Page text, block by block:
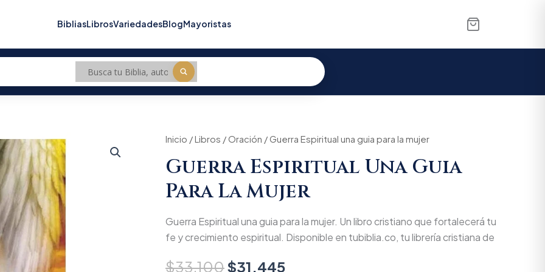
BibliasLibrosVariedadesBlogMayoristas
Inicio /Libros / Oración / Guerra Espiritual una guia para la mujer
Guerra Espiritual Una Guia
Para La Mujer
Guerra Espiritual una guia para la mujer. Un libro cristiano que fortalecerá tu
fe y crecimiento espiritual. Disponible en tubiblia.co, tu librería cristiana de
$33.100
Original
price
was:
$33.100.
$31.445
Current
price
is:
$31.445.
Guerra
una
guia
para
la
cantidad